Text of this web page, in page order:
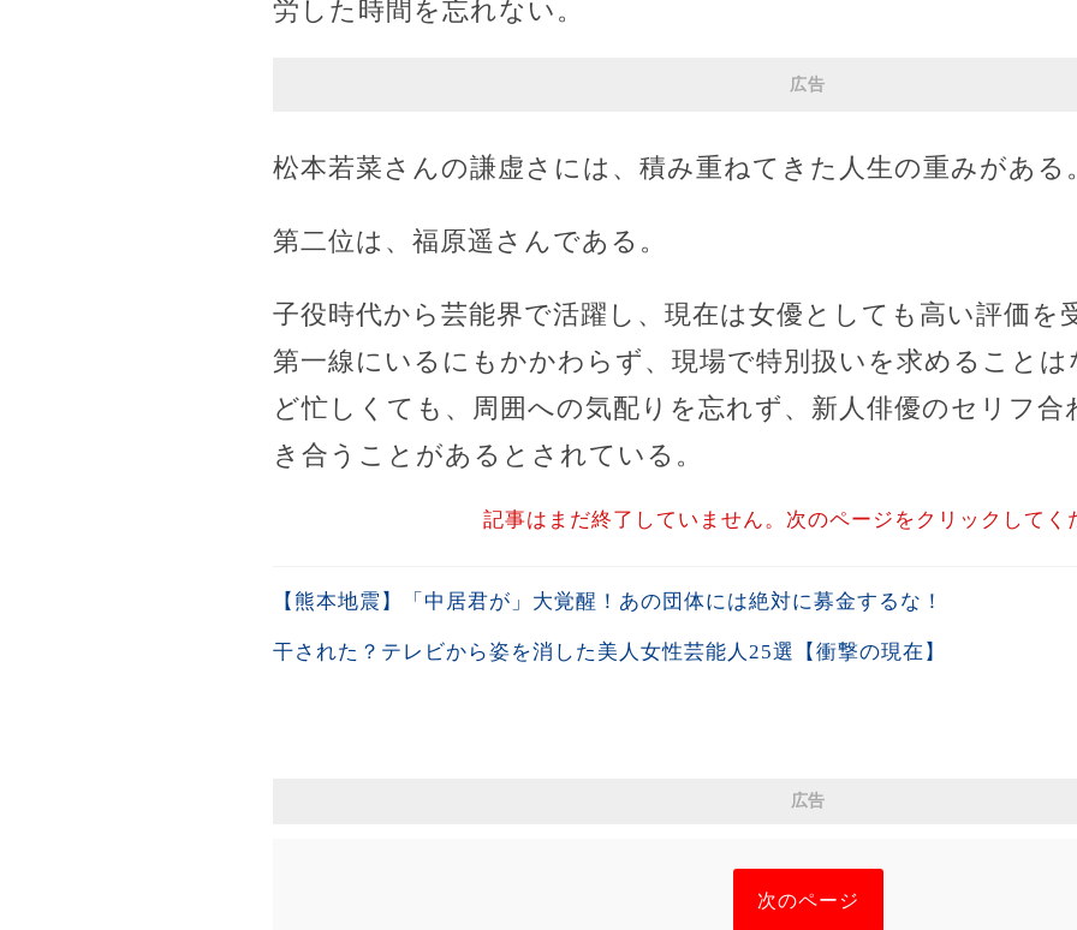
労した時間を忘れない。
広告
松本若菜さんの謙虚さには、積み重ねてきた人生の重みがある
第二位は、福原遥さんである。
子役時代から芸能界で活躍し、現在は女優としても高い評価を
第一線にいるにもかかわらず、現場で特別扱いを求めること
ど忙しくても、周囲への気配りを忘れず、新人俳優のセリフ
き合うことがあるとされている。
記事はまだ終了していません。次のページをクリックしてく
【熊本地震】「中居君が」大覚醒！あの団体には絶対に募金するな！
干された？テレビから姿を消した美人女性芸能人25選【衝撃の現在】
広告
次のページ